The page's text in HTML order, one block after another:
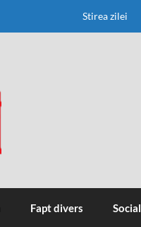
Stirea zilei
Fapt divers Social